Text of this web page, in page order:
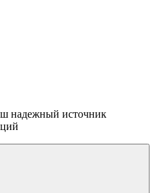
надежный источник